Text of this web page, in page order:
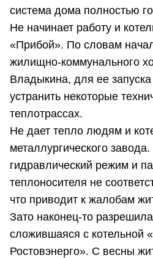
система дома полностью
Не начинает работу и
«Прибой». По словам
жилищно-коммунального
Владыкина, для ее
устранить некоторые
теплотрассах.
Не дает тепло людям и
металлургического
гидравлический режим и
теплоносителя не
что приводит к жалобам
Зато наконец-то
сложившаяся с
Ростовэнерго». С весны